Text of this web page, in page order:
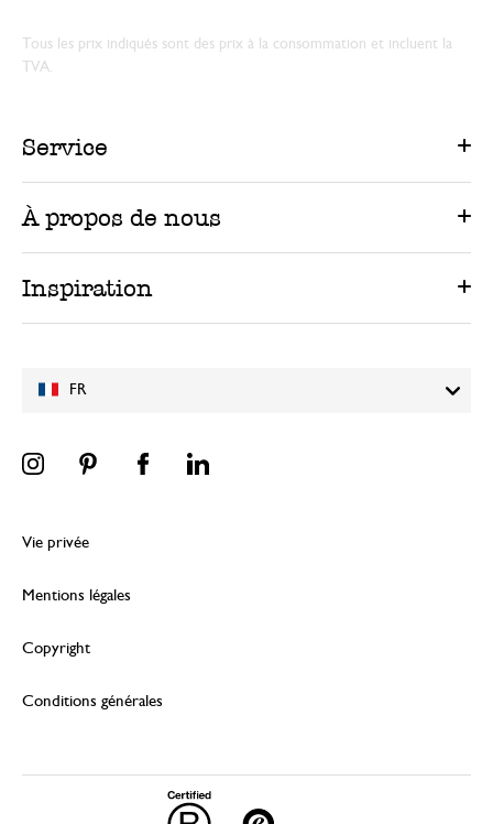
FR
Tous les prix indiqués sont des prix à la consommation et incluent la
TVA.
Service
À propos de nous
Inspiration
Vie privée
Mentions légales
Copyright
Conditions générales